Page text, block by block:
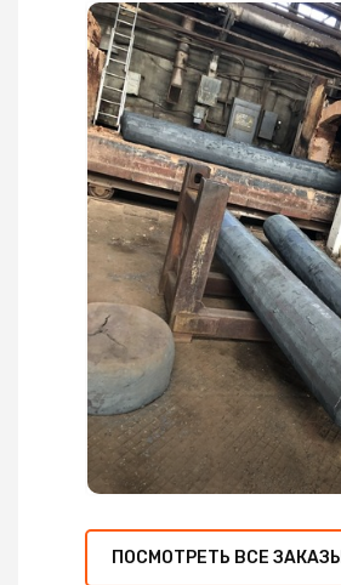
ПОСМОТРЕТЬ ВСЕ ЗАКАЗЫ